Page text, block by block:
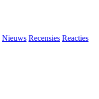
Nieuws Recensies Reacties